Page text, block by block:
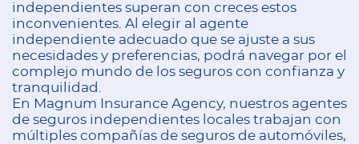
independientes superan con creces estos
inconvenientes. Al elegir al agente
independiente adecuado que se ajuste a sus
necesidades y preferencias, podrá navegar por el
complejo mundo de los seguros con confianza y
tranquilidad.
En Magnum Insurance Agency, nuestros agentes
de seguros independientes locales trabajan con
múltiples compañías de seguros de automóviles,